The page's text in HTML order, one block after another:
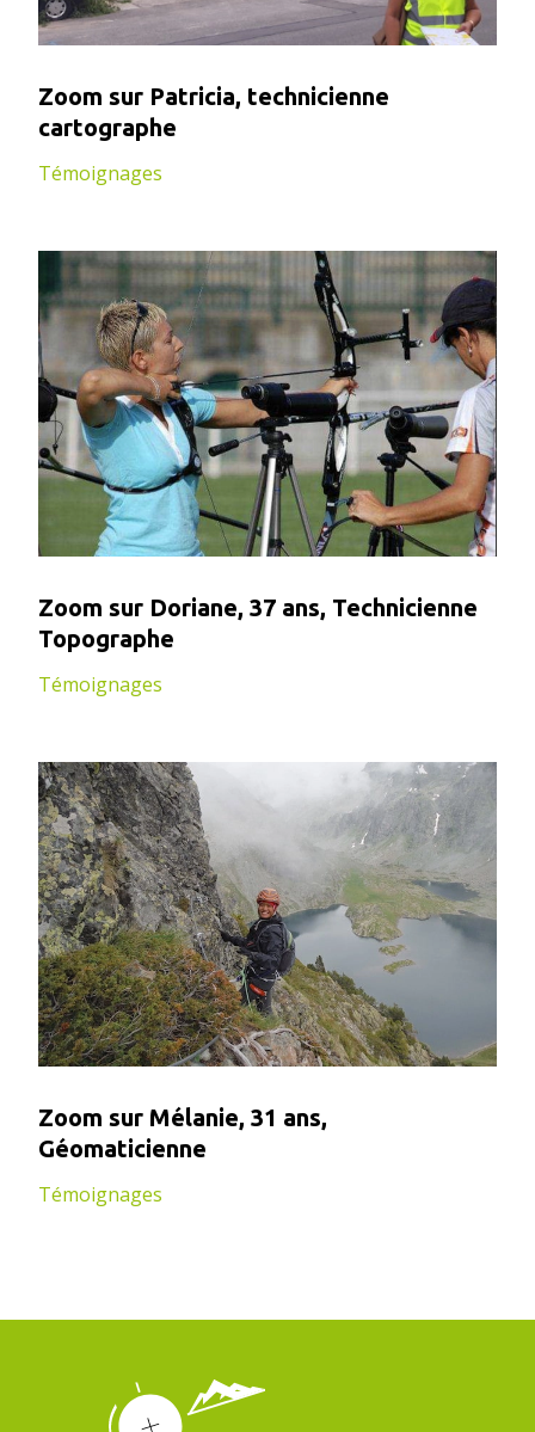
Zoom sur Patricia, technicienne
cartographe
Témoignages
Zoom sur Doriane, 37 ans, Technicienne
Topographe
Témoignages
Zoom sur Mélanie, 31 ans,
Géomaticienne
Témoignages